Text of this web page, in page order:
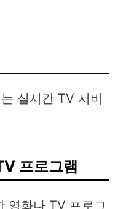
실시간 TV 서비
프로그램
영화나 TV 프로그